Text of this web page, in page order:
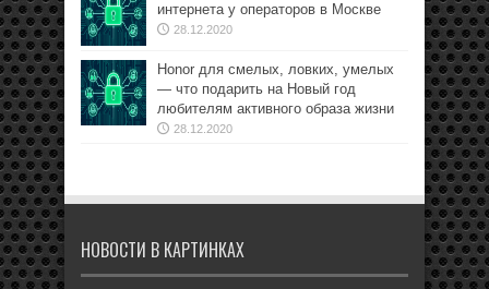
интернета у операторов в Москве
28.12.2020
Honor для смелых, ловких, умелых
— что подарить на Новый год
любителям активного образа жизни
28.12.2020
НОВОСТИ В КАРТИНКАХ